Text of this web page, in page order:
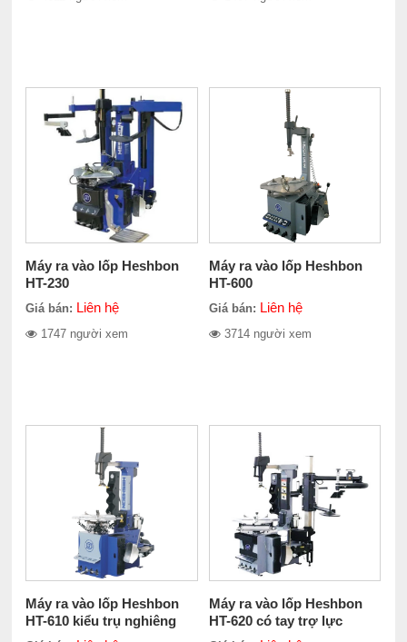
Máy ra vào lốp Heshbon
HT-230
Giá bán: Liên hệ
1747 người xem
Máy ra vào lốp Heshbon
HT-600
Giá bán: Liên hệ
3714 người xem
Máy ra vào lốp Heshbon
HT-610 kiểu trụ nghiêng
Máy ra vào lốp Heshbon
HT-620 có tay trợ lực